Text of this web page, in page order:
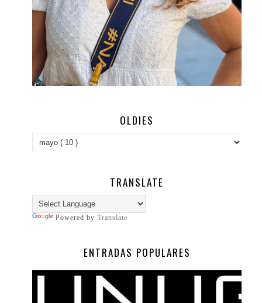
OLDIES
TRANSLATE
Powered by Translate
ENTRADAS POPULARES